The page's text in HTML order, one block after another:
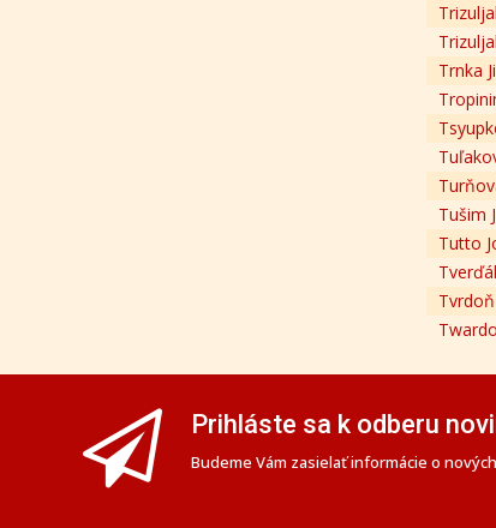
Trnka
Tušim
Tutto
Prihláste sa k odberu
Budeme Vám zasielať informácie o